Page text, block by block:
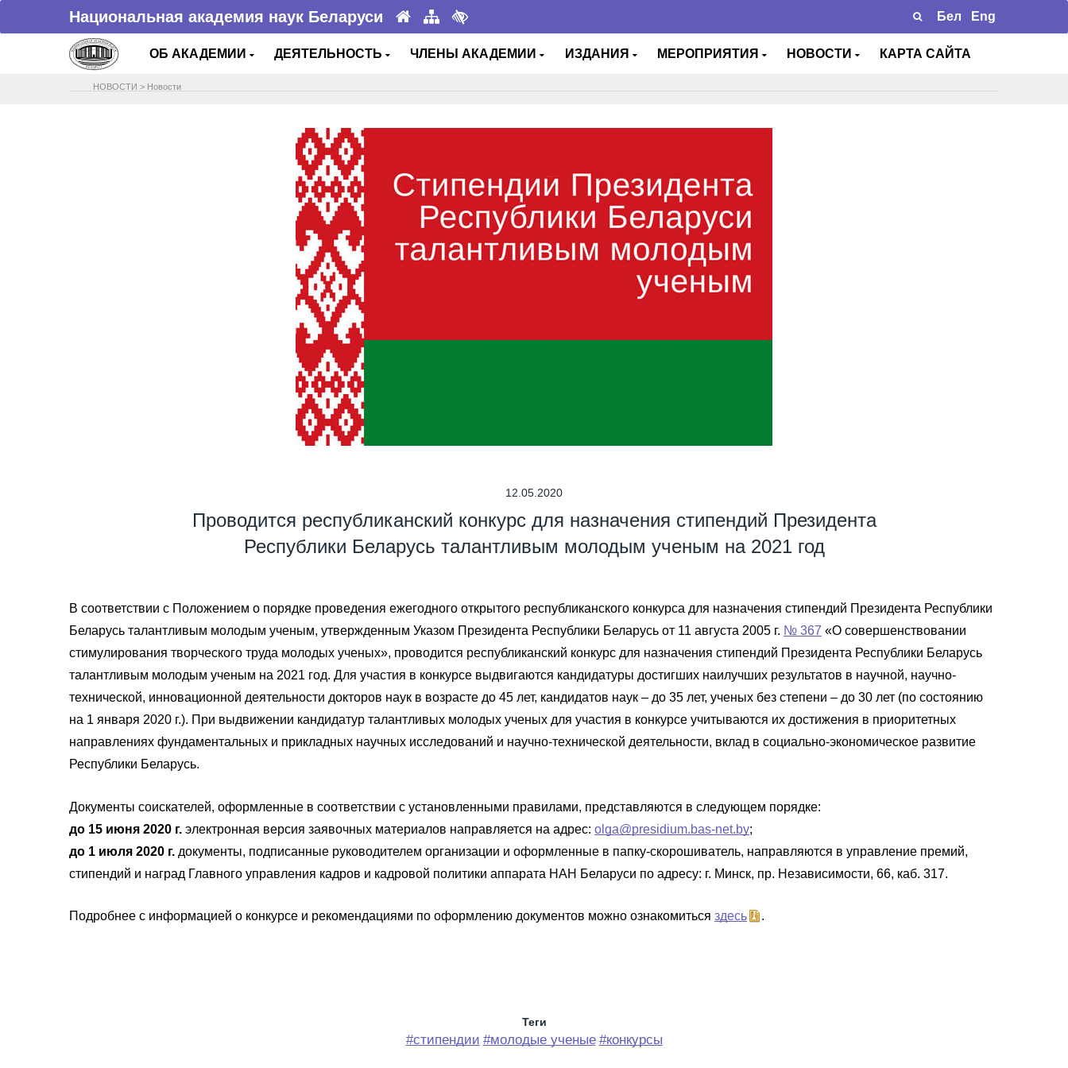
Национальная академия наук Беларуси Бел Eng
ОБ АКАДЕМИИ ДЕЯТЕЛЬНОСТЬ ЧЛЕНЫ АКАДЕМИИ ИЗДАНИЯ МЕРОПРИЯТИЯ НОВОСТИ КАРТА САЙТА
НОВОСТИ > Новости
12.05.2020
Проводится республиканский конкурс для назначения стипендий Президента
Республики Беларусь талантливым молодым ученым на 2021 год
В соответствии с Положением о порядке проведения ежегодного открытого республиканского конкурса для назначения стипендий Президента Республики
Беларусь талантливым молодым ученым, утвержденным Указом Президента Республики Беларусь от 11 августа 2005 г. № 367 «О совершенствовании
стимулирования творческого труда молодых ученых», проводится республиканский конкурс для назначения стипендий Президента Республики Беларусь
талантливым молодым ученым на 2021 год. Для участия в конкурсе выдвигаются кандидатуры достигших наилучших результатов в научной, научно-
технической, инновационной деятельности докторов наук в возрасте до 45 лет, кандидатов наук – до 35 лет, ученых без степени – до 30 лет (по состоянию
на 1 января 2020 г.). При выдвижении кандидатур талантливых молодых ученых для участия в конкурсе учитываются их достижения в приоритетных
направлениях фундаментальных и прикладных научных исследований и научно-технической деятельности, вклад в социально-экономическое развитие
Республики Беларусь.
Документы соискателей, оформленные в соответствии с установленными правилами, представляются в следующем порядке:
до 15 июня 2020 г. электронная версия заявочных материалов направляется на адрес: olga@presidium.bas-net.by;
до 1 июля 2020 г. документы, подписанные руководителем организации и оформленные в папку-скорошиватель, направляются в управление премий,
стипендий и наград Главного управления кадров и кадровой политики аппарата НАН Беларуси по адресу: г. Минск, пр. Независимости, 66, каб. 317.
Подробнее с информацией о конкурсе и рекомендациями по оформлению документов можно ознакомиться здесь .
Теги
#стипендии #молодые ученые #конкурсы